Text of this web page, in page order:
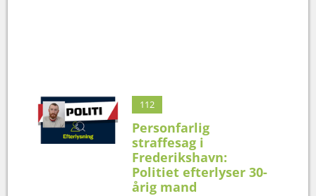
112
Personfarlig
straffesag i
Frederikshavn:
Politiet efterlyser 30-
årig mand